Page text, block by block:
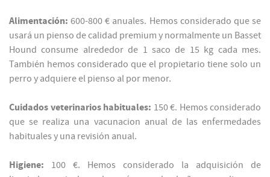
Alimentación:600-800 € anuales. Hemos considerado que se
usará un pienso de calidad premium y normalmente un Basset
Hound consume alrededor de 1 saco de 15 kg cada mes.
También hemos considerado que el propietario tiene solo un
perro y adquiere el pienso al por menor.
Cuidados veterinarios habituales: 150 €. Hemos considerado
que se realiza una vacunacion anual de las enfermedades
habituales y una revisión anual.
Higiene: 100 €. Hemos considerado la adquisición de